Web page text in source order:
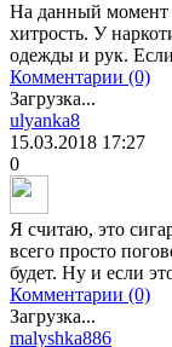
На данный момент
хитрость. У
одежды и рук. Если
Комментарии (0)
Загрузка...
ulyanka8
15.03.2018 17:27
0
Я считаю, это
всего просто
будет. Ну и если
Комментарии (0)
Загрузка...
malyshka886